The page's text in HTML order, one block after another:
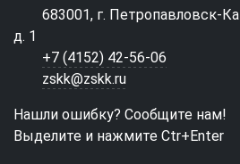
683001, г. Петропавловск-
д. 1
+7 (4152) 42-56-06
zskk@zskk.ru
Нашли ошибку? Сообщите нам!
Выделите и нажмите Ctr+Enter